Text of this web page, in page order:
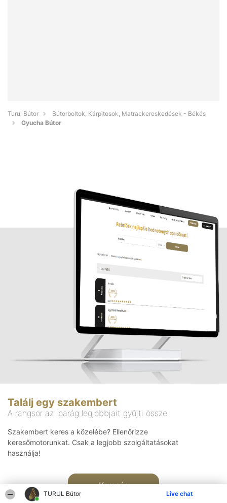
TURUL Bútor Live chat
Turul Bútor
Bútorboltok, Kárpitosok, Matrackereskedések - Békés
Gyucha Bútor
Találj egy szakembert
A rangsor az iparág legjobbjait gyűjti össze
Szakembert keres a közelébe? Ellenőrizze
keresőmotorunkat. Csak a legjobb szolgáltatásokat
használja!
Keresés